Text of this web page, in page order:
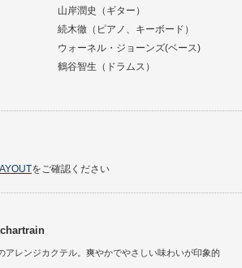
山岸潤史（ギター）
続木徹（ピアノ、キーボード）
ウォーネル・ジョーンズ(ベース)
鶴谷智生（ドラムス）
をご確認ください
アレンジカクテル。爽やかでやさしい味わいが印象的